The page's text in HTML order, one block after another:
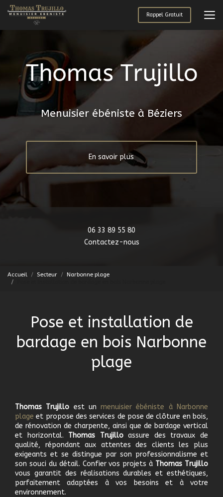
Aller
au
Rappel Gratuit
Menuisier ébéniste à Béziers
En savoir plus
06 33 89 55 80
Contactez-nous
Accueil Secteur
Narbonne plage
Pose et installation de
bardage en bois Narbonne
plage
Thomas Trujillo est unmenuisier ébéniste à Narbonne
plage et propose des services de pose de clôture en bois,
de rénovation de charpente, ainsi que de bardage vertical
et horizontal. Thomas Trujilloassure des travaux de
qualité, répondant aux attentes des clients les plus
exigeants et se distingue par son professionnalisme et
son souci du détail. Confier vos projets à Thomas Trujillo
vous garantit des réalisations durables et esthétiques,
parfaitement adaptées à vos besoins et à votre
environnement.